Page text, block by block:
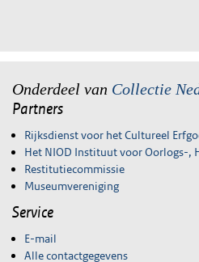
Onderdeel van Collectie
Partners
Rijksdienst voor het Cultureel
Het NIOD Instituut voor Oorlogs-,
Restitutiecommissie
Museumvereniging
Service
E-mail
Alle contactgegevens